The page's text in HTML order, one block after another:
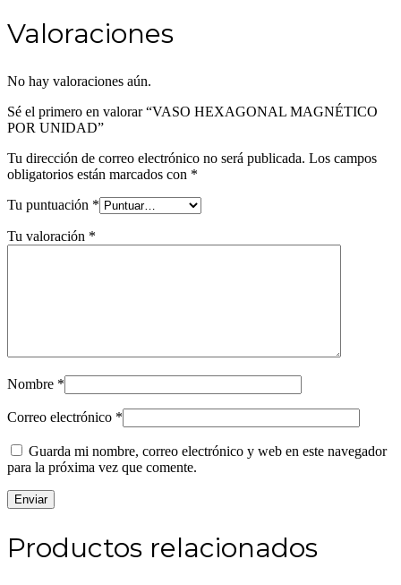
Valoraciones
No hay valoraciones aún.
Sé el primero en valorar “VASO HEXAGONAL MAGNÉTICO
POR UNIDAD”
Tu dirección de correo electrónico no será publicada. Los campos
obligatorios están marcados con *
Tu puntuación *
Tu valoración *
Nombre *
Correo electrónico *
Guarda mi nombre, correo electrónico y web en este navegador
para la próxima vez que comente.
Productos relacionados